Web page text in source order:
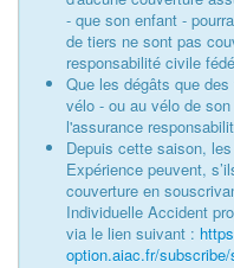
- que son enfant -
de tiers ne sont pas
responsabilité civile
Que les dégâts que
vélo - ou au vélo de
l'assurance
Depuis cette saison,
Expérience peuvent,
couverture en
Individuelle Accident
via le lien suivant :
option.aiac.fr/